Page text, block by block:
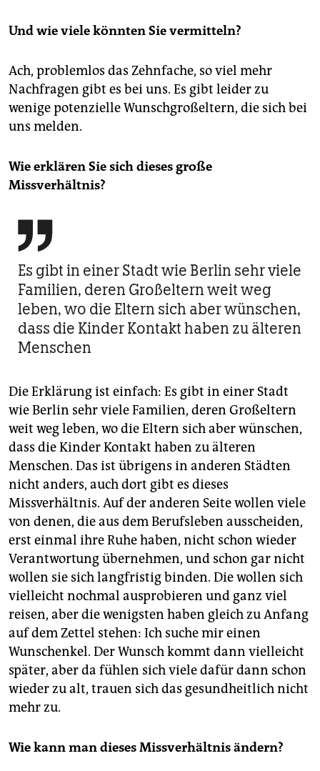
Und wie viele könnten Sie vermitteln?
Ach, problemlos das Zehnfache, so viel mehr
Nachfragen gibt es bei uns. Es gibt leider zu
wenige potenzielle Wunschgroßeltern, die sich bei
uns melden.
Wie erklären Sie sich dieses große
Missverhältnis?

Es gibt in einer Stadt wie Berlin sehr viele
Familien, deren Großeltern weit weg
leben, wo die Eltern sich aber wünschen,
dass die Kinder Kontakt haben zu älteren
Menschen
Die Erklärung ist einfach: Es gibt in einer Stadt
wie Berlin sehr viele Familien, deren Großeltern
weit weg leben, wo die Eltern sich aber wünschen,
dass die Kinder Kontakt haben zu älteren
Menschen. Das ist übrigens in anderen Städten
nicht anders, auch dort gibt es dieses
Missverhältnis. Auf der anderen Seite wollen viele
von denen, die aus dem Berufsleben ausscheiden,
erst einmal ihre Ruhe haben, nicht schon wieder
Verantwortung übernehmen, und schon gar nicht
wollen sie sich langfristig binden. Die wollen sich
vielleicht nochmal ausprobieren und ganz viel
reisen, aber die wenigsten haben gleich zu Anfang
auf dem Zettel stehen: Ich suche mir einen
Wunsch­enkel. Der Wunsch kommt dann vielleicht
später, aber da fühlen sich viele dafür dann schon
wieder zu alt, trauen sich das gesundheitlich nicht
mehr zu.
Wie kann man dieses Missverhältnis ändern?